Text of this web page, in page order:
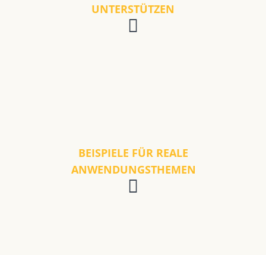
UNTERSTÜTZEN
BEISPIELE FÜR REALE
ANWENDUNGSTHEMEN